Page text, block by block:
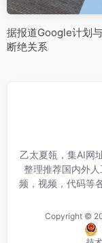
据报道Google计划
断绝关系
乙太夏瓴，集AI网
整理推荐国内外
频，视频，代码等
Copyright ©